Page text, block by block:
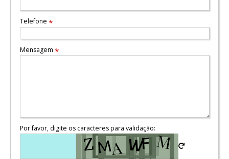
Telefone *
Mensagem *
Por favor, digite os caracteres para validação: